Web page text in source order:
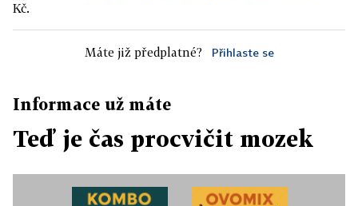
Kč.
Máte již předplatné? Přihlaste se
Informace už máte
Teď je čas procvičit mozek